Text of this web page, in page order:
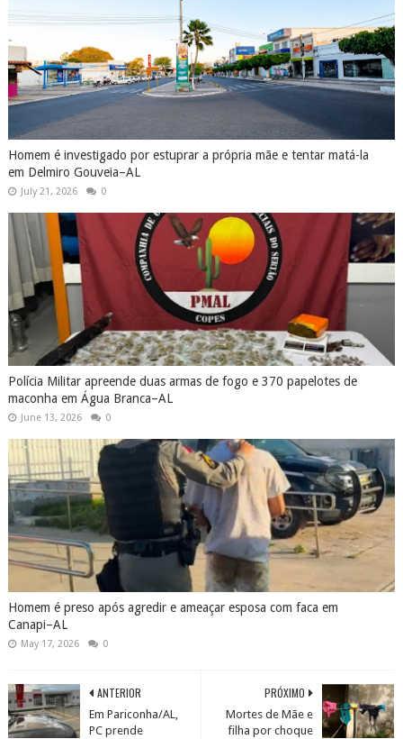
Homem é investigado por estuprar a própria mãe e tentar matá-la
em Delmiro Gouveia–AL
July 21, 2026 0
Polícia Militar apreende duas armas de fogo e 370 papelotes de
maconha em Água Branca–AL
June 13, 2026 0
Homem é preso após agredir e ameaçar esposa com faca em
Canapi–AL
May 17, 2026 0
PRÓXIMO
Mortes de Mãe e
filha por choque
ANTERIOR
Em Pariconha/AL,
PC prende